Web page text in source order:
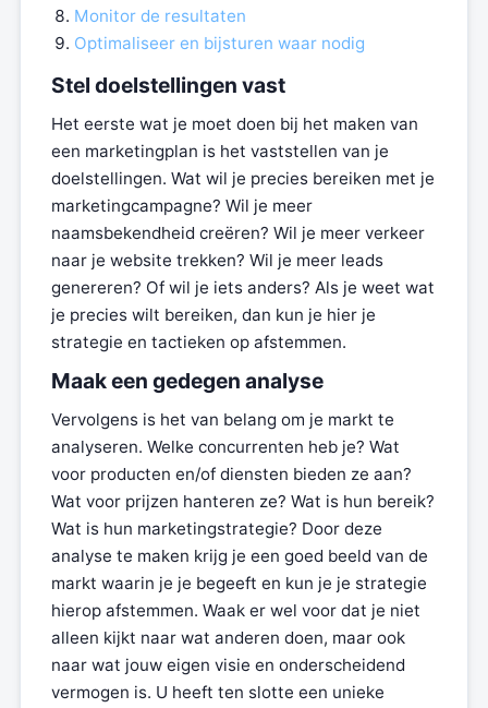
Monitor de resultaten
Optimaliseer en bijsturen waar nodig
Stel doelstellingen vast
Het eerste wat je moet doen bij het maken van
een marketingplan is het vaststellen van je
doelstellingen. Wat wil je precies bereiken met je
marketingcampagne? Wil je meer
naamsbekendheid creëren? Wil je meer verkeer
naar je website trekken? Wil je meer leads
genereren? Of wil je iets anders? Als je weet wat
je precies wilt bereiken, dan kun je hier je
strategie en tactieken op afstemmen.
Maak een gedegen analyse
Vervolgens is het van belang om je markt te
analyseren. Welke concurrenten heb je? Wat
voor producten en/of diensten bieden ze aan?
Wat voor prijzen hanteren ze? Wat is hun bereik?
Wat is hun marketingstrategie? Door deze
analyse te maken krijg je een goed beeld van de
markt waarin je je begeeft en kun je je strategie
hierop afstemmen. Waak er wel voor dat je niet
alleen kijkt naar wat anderen doen, maar ook
naar wat jouw eigen visie en onderscheidend
vermogen is. U heeft ten slotte een unieke